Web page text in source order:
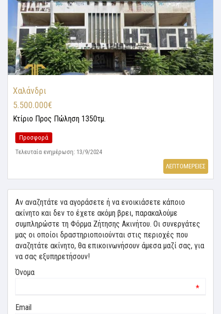
Χαλάνδρι
5.500.000€
Κτίριο Προς Πώληση 1350τμ.
Προσφορά
Τελευταία ενημέρωση: 13/9/2024
ΛΕΠΤΟΜΕΡΕΙΕΣ
Αν αναζητάτε να αγοράσετε ή να ενοικιάσετε κάποιο
ακίνητο και δεν το έχετε ακόμη βρει, παρακαλούμε
συμπληρώστε τη Φόρμα Ζήτησης Ακινήτου. Οι συνεργάτες
μας οι οποίοι δραστηριοποιούνται στις περιοχές που
αναζητάτε ακίνητο, θα επικοινωνήσουν άμεσα μαζί σας, για
να σας εξυπηρετήσουν!
Όνομα
*
Email